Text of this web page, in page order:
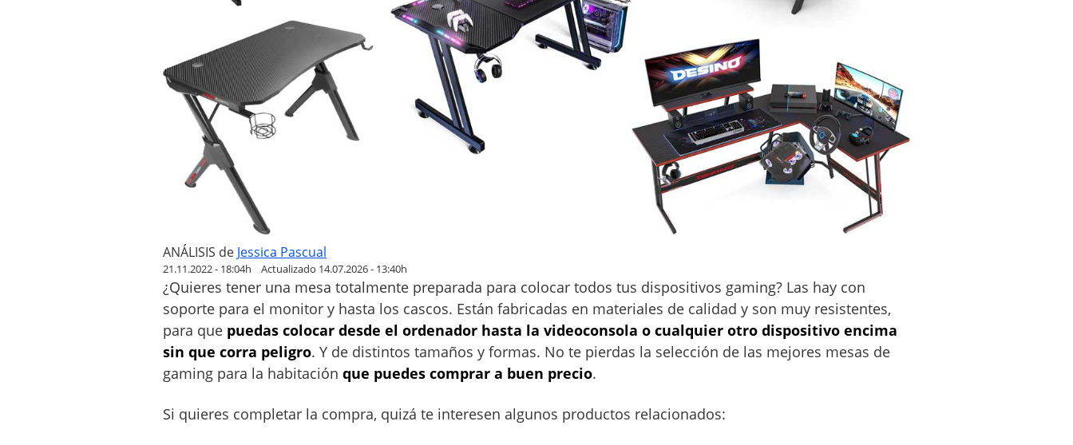
ANÁLISIS de Jessica Pascual
21.11.2022 - 18:04h Actualizado 14.07.2026 - 13:40h
¿Quieres tener una mesa totalmente preparada para colocar todos tus dispositivos gaming? Las hay con
soporte para el monitor y hasta los cascos. Están fabricadas en materiales de calidad y son muy resistentes,
para que puedas colocar desde el ordenador hasta la videoconsola o cualquier otro dispositivo encima
sin que corra peligro. Y de distintos tamaños y formas. No te pierdas la selección de las mejores mesas de
gaming para la habitación que puedes comprar a buen precio.
Si quieres completar la compra, quizá te interesen algunos productos relacionados: